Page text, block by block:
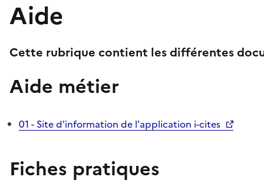
Aide
Cette rubrique contient les différentes
Aide métier
01 - Site d'information de l'application i-cites
Fiches pratiques